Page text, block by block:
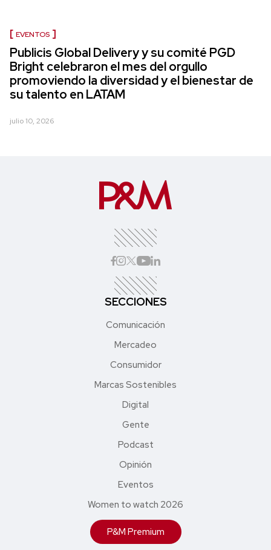
EVENTOS
Publicis Global Delivery y su comité PGD
Bright celebraron el mes del orgullo
promoviendo la diversidad y el bienestar de
su talento en LATAM
julio 10, 2026
SECCIONES
Comunicación
Mercadeo
Consumidor
Marcas Sostenibles
Digital
Gente
Podcast
Opinión
Eventos
Women to watch 2026
P&M Premium